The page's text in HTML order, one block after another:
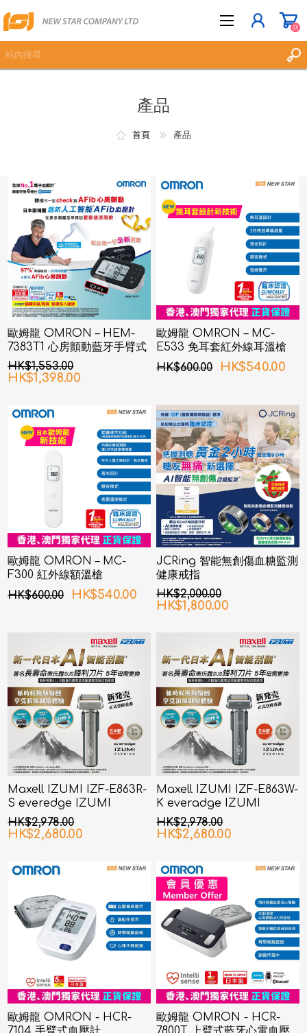
(0)
產品
首頁 產品
歐姆龍 OMRON – HEM-
7383T1 心房顫動藍牙手臂式
血壓計
HK$1,553.00
HK$1,398.00
歐姆龍 OMRON – MC-
E533 免耳套紅外線耳溫槍
HK$600.00
HK$540.00
歐姆龍 OMRON – MC-
F300 紅外線額溫槍
HK$600.00
HK$540.00
JCRing 智能無創傷血糖監測
健康戒指
HK$2,000.00
HK$1,800.00
Maxell IZUMI IZF-E863R-
S everedge IZUMI
Premium 系列 6刀片AI智能
感應技術電鬚刨 (銀色)
HK$2,978.00
HK$2,680.00
Maxell IZUMI IZF-E863W-
K everadge IZUMI
Premium 系列 6刀片AI智能
感應技術電鬚刨 (黑鎳色)
HK$2,978.00
HK$2,680.00
歐姆龍 OMRON - HCR-
歐姆龍 OMRON - HCR-